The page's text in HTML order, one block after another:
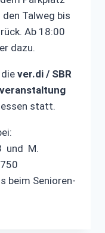
Talweg bis
Ab 18:00
dazu.
ver.di / SBR
statt.
und M.
beim Senioren-